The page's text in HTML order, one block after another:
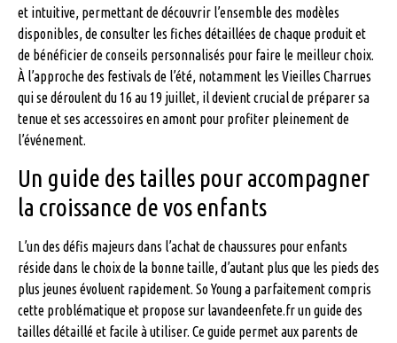
et intuitive, permettant de découvrir l’ensemble des modèles
disponibles, de consulter les fiches détaillées de chaque produit et
de bénéficier de conseils personnalisés pour faire le meilleur choix.
À l’approche des festivals de l’été, notamment les Vieilles Charrues
qui se déroulent du 16 au 19 juillet, il devient crucial de préparer sa
tenue et ses accessoires en amont pour profiter pleinement de
l’événement.
Un guide des tailles pour accompagner
la croissance de vos enfants
L’un des défis majeurs dans l’achat de chaussures pour enfants
réside dans le choix de la bonne taille, d’autant plus que les pieds des
plus jeunes évoluent rapidement. So Young a parfaitement compris
cette problématique et propose sur lavandeenfete.fr un guide des
tailles détaillé et facile à utiliser. Ce guide permet aux parents de